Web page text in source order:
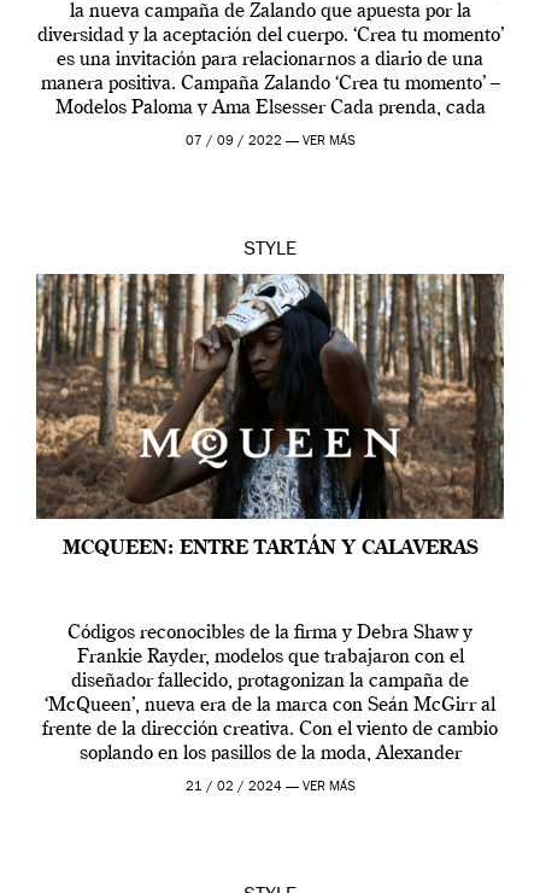
la nueva campaña de Zalando que apuesta por la
diversidad y la aceptación del cuerpo. ‘Crea tu momento’
es una invitación para relacionarnos a diario de una
manera positiva. Campaña Zalando ‘Crea tu momento’ –
Modelos Paloma y Ama Elsesser Cada prenda, cada
outfit, cada momento, caracteriza […]
07 / 09 / 2022 — VER MÁS
STYLE
MCQUEEN: ENTRE TARTÁN Y CALAVERAS
Códigos reconocibles de la firma y Debra Shaw y
Frankie Rayder, modelos que trabajaron con el
diseñador fallecido, protagonizan la campaña de
‘McQueen’, nueva era de la marca con Seán McGirr al
frente de la dirección creativa. Con el viento de cambio
soplando en los pasillos de la moda, Alexander
McQueen se prepara para una […]
21 / 02 / 2024 — VER MÁS